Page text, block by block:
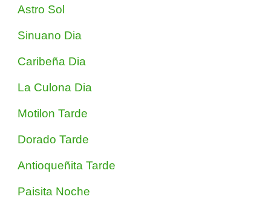
Astro Sol
Sinuano Dia
Caribeña Dia
La Culona Dia
Motilon Tarde
Dorado Tarde
Antioqueñita Tarde
Paisita Noche